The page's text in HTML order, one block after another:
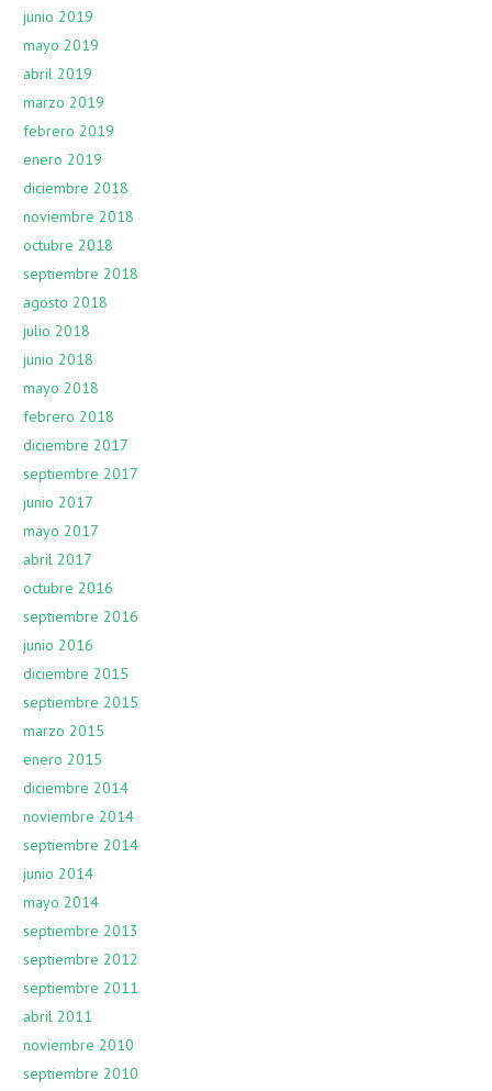
junio 2019
mayo 2019
abril 2019
marzo 2019
febrero 2019
enero 2019
diciembre 2018
noviembre 2018
octubre 2018
septiembre 2018
agosto 2018
julio 2018
junio 2018
mayo 2018
febrero 2018
diciembre 2017
septiembre 2017
junio 2017
mayo 2017
abril 2017
octubre 2016
septiembre 2016
junio 2016
diciembre 2015
septiembre 2015
marzo 2015
enero 2015
diciembre 2014
noviembre 2014
septiembre 2014
junio 2014
mayo 2014
septiembre 2013
septiembre 2012
septiembre 2011
abril 2011
noviembre 2010
septiembre 2010